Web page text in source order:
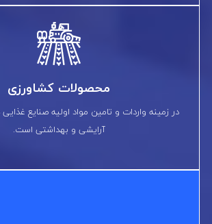
محصولات کشاورزی
در زمینه واردات و تامین مواد اولیه صنایع
آرایشی و بهداشتی است.